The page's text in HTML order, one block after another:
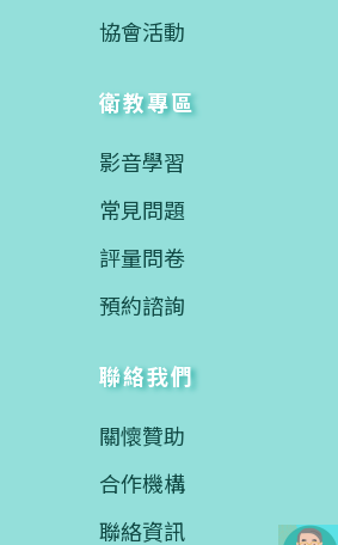
協會活動
衛教專區
影音學習
常見問題
評量問卷
預約諮詢
聯絡我們
關懷贊助
合作機構
聯絡資訊